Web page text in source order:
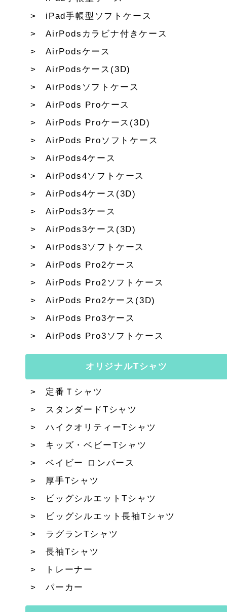
iPad手帳型ソフトケース
AirPodsカラビナ付きケース
AirPodsケース
AirPodsケース(3D)
AirPodsソフトケース
AirPods Proケース
AirPods Proケース(3D)
AirPods Proソフトケース
AirPods4ケース
AirPods4ソフトケース
AirPods4ケース(3D)
AirPods3ケース
AirPods3ケース(3D)
AirPods3ソフトケース
AirPods Pro2ケース
AirPods Pro2ソフトケース
AirPods Pro2ケース(3D)
AirPods Pro3ケース
AirPods Pro3ソフトケース
オリジナルTシャツ
定番Ｔシャツ
スタンダードTシャツ
ハイクオリティーTシャツ
キッズ・ベビーTシャツ
ベイビー ロンパース
厚手Tシャツ
ビッグシルエットTシャツ
ビッグシルエット長袖Tシャツ
ラグランTシャツ
長袖Tシャツ
トレーナー
パーカー